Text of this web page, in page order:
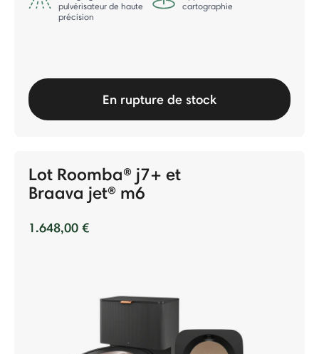
pulvérisateur de haute
précision
cartographie
En rupture de stock
Lot Roomba® j7+ et
Braava jet® m6
1.648,00 €